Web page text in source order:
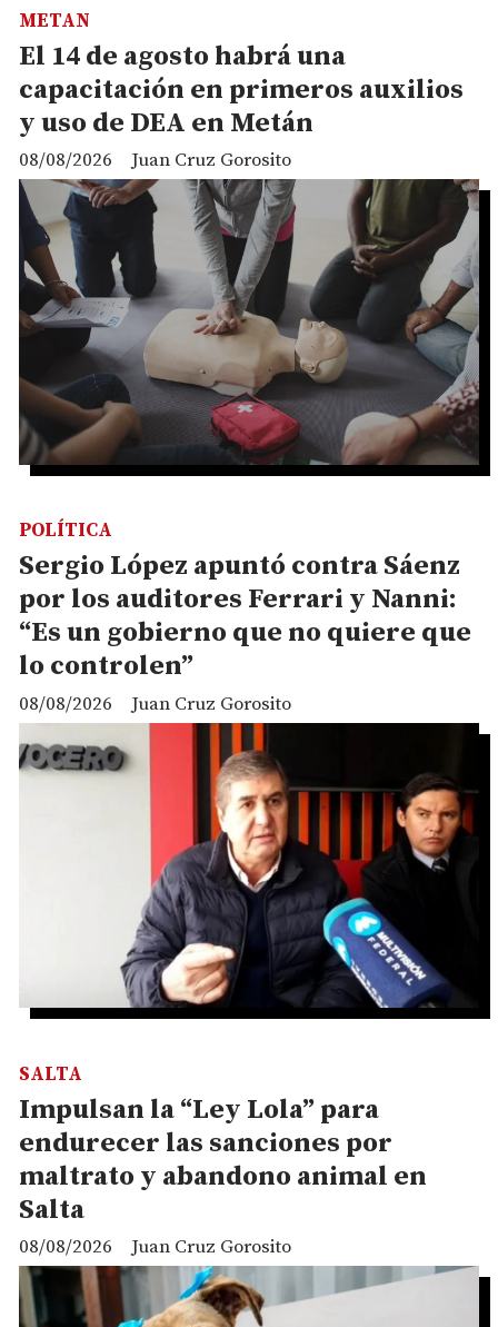
El 14 de agosto habrá una
capacitación en primeros auxilios
y uso de DEA en Metán
Juan Cruz Gorosito
METAN
08/08/2026
Sergio López apuntó contra Sáenz
por los auditores Ferrari y Nanni:
“Es un gobierno que no quiere que
lo controlen”
Juan Cruz Gorosito
POLÍTICA
08/08/2026
Impulsan la “Ley Lola” para
endurecer las sanciones por
maltrato y abandono animal en
Salta
Juan Cruz Gorosito
SALTA
08/08/2026